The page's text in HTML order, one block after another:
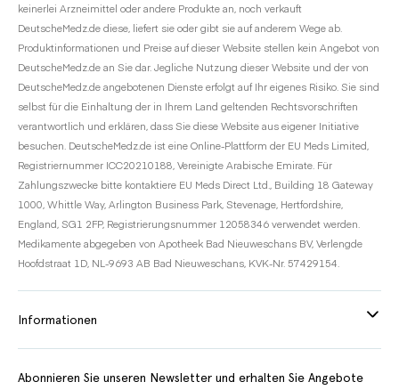
keinerlei Arzneimittel oder andere Produkte an, noch verkauft
DeutscheMedz.de diese, liefert sie oder gibt sie auf anderem Wege ab.
Produktinformationen und Preise auf dieser Website stellen kein Angebot von
DeutscheMedz.de an Sie dar. Jegliche Nutzung dieser Website und der von
DeutscheMedz.de angebotenen Dienste erfolgt auf Ihr eigenes Risiko. Sie sind
selbst für die Einhaltung der in Ihrem Land geltenden Rechtsvorschriften
verantwortlich und erklären, dass Sie diese Website aus eigener Initiative
besuchen. DeutscheMedz.de ist eine Online-Plattform der EU Meds Limited,
Registriernummer ICC20210188, Vereinigte Arabische Emirate. Für
Zahlungszwecke bitte kontaktiere EU Meds Direct Ltd., Building 18 Gateway
1000, Whittle Way, Arlington Business Park, Stevenage, Hertfordshire,
England, SG1 2FP, Registrierungsnummer 12058346 verwendet werden.
Medikamente abgegeben von Apotheek Bad Nieuweschans BV, Verlengde
Hoofdstraat 1D, NL-9693 AB Bad Nieuweschans, KVK-Nr. 57429154.
Informationen
Abonnieren Sie unseren Newsletter und erhalten Sie Angebote